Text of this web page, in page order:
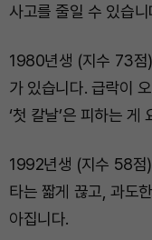
사고를 줄일 수 있습니
1980년생 (지수 73점
가 있습니다. 급락이
‘첫 칼날’은 피하는 게
1992년생 (지수 58점
타는 짧게 끊고, 과도
아집니다.